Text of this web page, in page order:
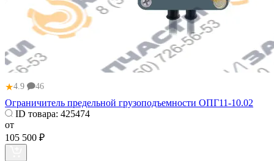
★4.9 46
Ограничитель предельной грузоподъемности ОПГ11-10.02
ID товара: 425474
от
105 500 ₽